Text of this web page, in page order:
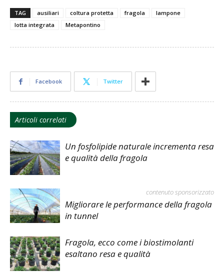
TAG ausiliari coltura protetta fragola
lampone
lotta integrata
Metapontino
Facebook Twitter
Articoli correlati
Un fosfolipide naturale incrementa resa
e qualità della fragola
contenuto sponsorizzato
Migliorare le performance della fragola
in tunnel
Fragola, ecco come i biostimolanti
esaltano resa e qualità